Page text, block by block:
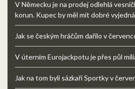
V Německu je na prodej odlehlá
korun. Kupec by měl mít dobré
Jak se českým hráčům dařilo v
V úterním Eurojackpotu je přes půl
Jak na tom byli sázkaři Sportky v